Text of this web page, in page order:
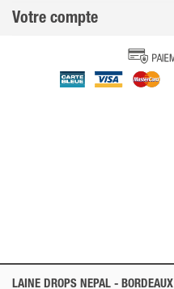
LAINE DROPS NEPAL - BORDEAUX
Votre compte